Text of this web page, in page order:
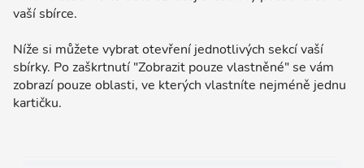
vaší sbírce.
Níže si můžete vybrat otevření jednotlivých sekcí vaší
sbírky. Po zaškrtnutí "Zobrazit pouze vlastněné" se vám
zobrazí pouze oblasti, ve kterých vlastníte nejméně jednu
kartičku.